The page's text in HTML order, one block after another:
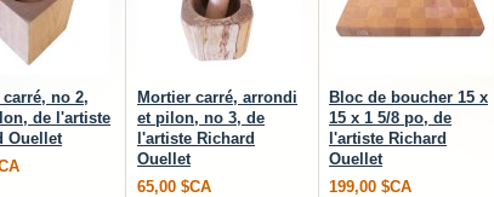
no 2,
de l'artiste
Ouellet
Mortier carré, arrondi
et pilon, no 3, de
l'artiste Richard
Ouellet
65,00 $CA
Bloc de boucher 15 x
15 x 1 5/8 po, de
l'artiste Richard
Ouellet
199,00 $CA